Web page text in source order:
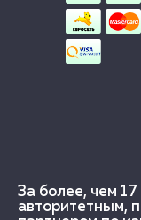
За более, чем 17
авторитетным,